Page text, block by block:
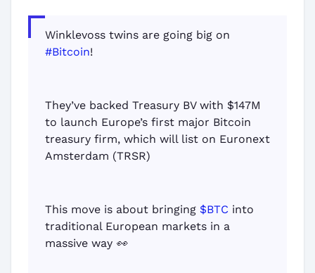
Winklevoss twins are going big on
#Bitcoin!
They’ve backed Treasury BV with $147M
to launch Europe’s first major Bitcoin
treasury firm, which will list on Euronext
Amsterdam (TRSR)
This move is about bringing $BTC into
traditional European markets in a
massive way 👀